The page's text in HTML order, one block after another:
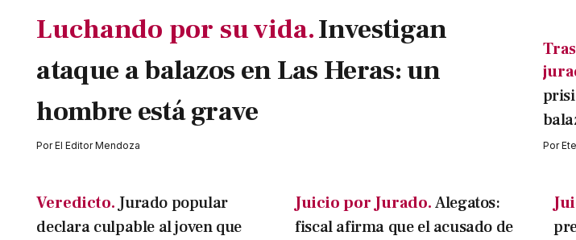
Luchando por su vida.Investigan
ataque a balazos en Las Heras: un
hombre está grave
PorEl Editor Mendoza Por
Veredicto. Jurado popular
declara culpable al joven que
Juicio por Jurado.Alegatos:
fiscal afirma que el acusado de